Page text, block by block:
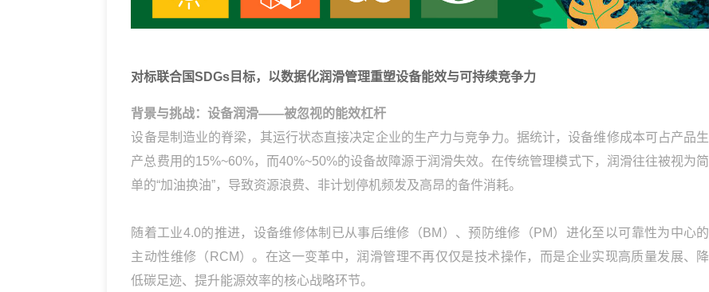
对标联合国SDGs目标，以数据化润滑管理重塑设备能效与可持续竞争力
背景与挑战：设备润滑——被忽视的能效杠杆
设备是制造业的脊梁，其运行状态直接决定企业的生产力与竞争力。据统计，设备维修成本可占产品生
产总费用的15%~60%，而40%~50%的设备故障源于润滑失效。在传统管理模式下，润滑往往被视为简
单的“加油换油”，导致资源浪费、非计划停机频发及高昂的备件消耗。
随着工业4.0的推进，设备维修体制已从事后维修（BM）、预防维修（PM）进化至以可靠性为中心的
主动性维修（RCM）。在这一变革中，润滑管理不再仅仅是技术操作，而是企业实现高质量发展、降
低碳足迹、提升能源效率的核心战略环节。